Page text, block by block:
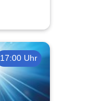
17:00 Uhr